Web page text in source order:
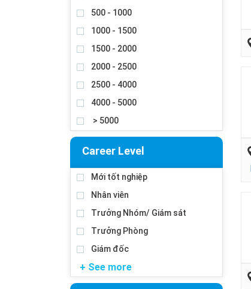
500 - 1000
1000 - 1500
1500 - 2000
2000 - 2500
2500 - 4000
4000 - 5000
> 5000
Career Level
Mới tốt nghiệp
Nhân viên
Trưởng Nhóm/ Giám sát
Trưởng Phòng
Giám đốc
+ See more